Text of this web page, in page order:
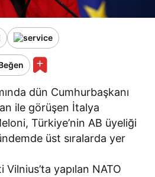
dün Cumhurbaşkanı
ile görüşen İtalya
Türkiye’nin AB üyeliği
üst sıralarda yer
Vilnius’ta yapılan NATO